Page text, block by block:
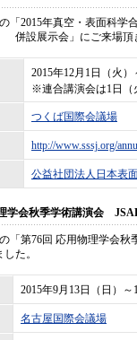
の「2015年真空・表面科
併設展示会」にご来場頂
2015年12月1日（火
※連合講演会は1日（
つくば国際会議場
http://www.sssj.org/
公益社団法人日本表
学会秋季学術講演会
「第76回 応用物理学会
た。
2015年9月13日（日）～
名古屋国際会議場